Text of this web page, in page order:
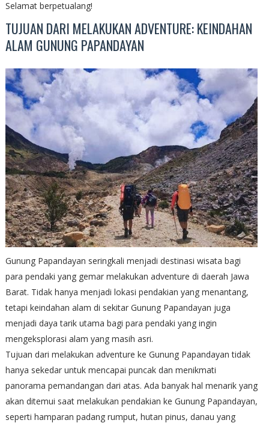
Selamat berpetualang!
TUJUAN DARI MELAKUKAN ADVENTURE: KEINDAHAN
ALAM GUNUNG PAPANDAYAN
Gunung Papandayan seringkali menjadi destinasi wisata bagi
para pendaki yang gemar melakukan adventure di daerah Jawa
Barat. Tidak hanya menjadi lokasi pendakian yang menantang,
tetapi keindahan alam di sekitar Gunung Papandayan juga
menjadi daya tarik utama bagi para pendaki yang ingin
mengeksplorasi alam yang masih asri.
Tujuan dari melakukan adventure ke Gunung Papandayan tidak
hanya sekedar untuk mencapai puncak dan menikmati
panorama pemandangan dari atas. Ada banyak hal menarik yang
akan ditemui saat melakukan pendakian ke Gunung Papandayan,
seperti hamparan padang rumput, hutan pinus, danau yang